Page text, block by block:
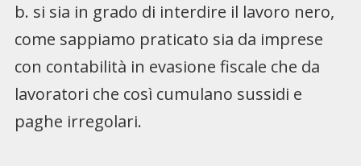
b. si sia in grado di interdire il lavoro nero,
come sappiamo praticato sia da imprese
con contabilità in evasione fiscale che da
lavoratori che così cumulano sussidi e
paghe irregolari.